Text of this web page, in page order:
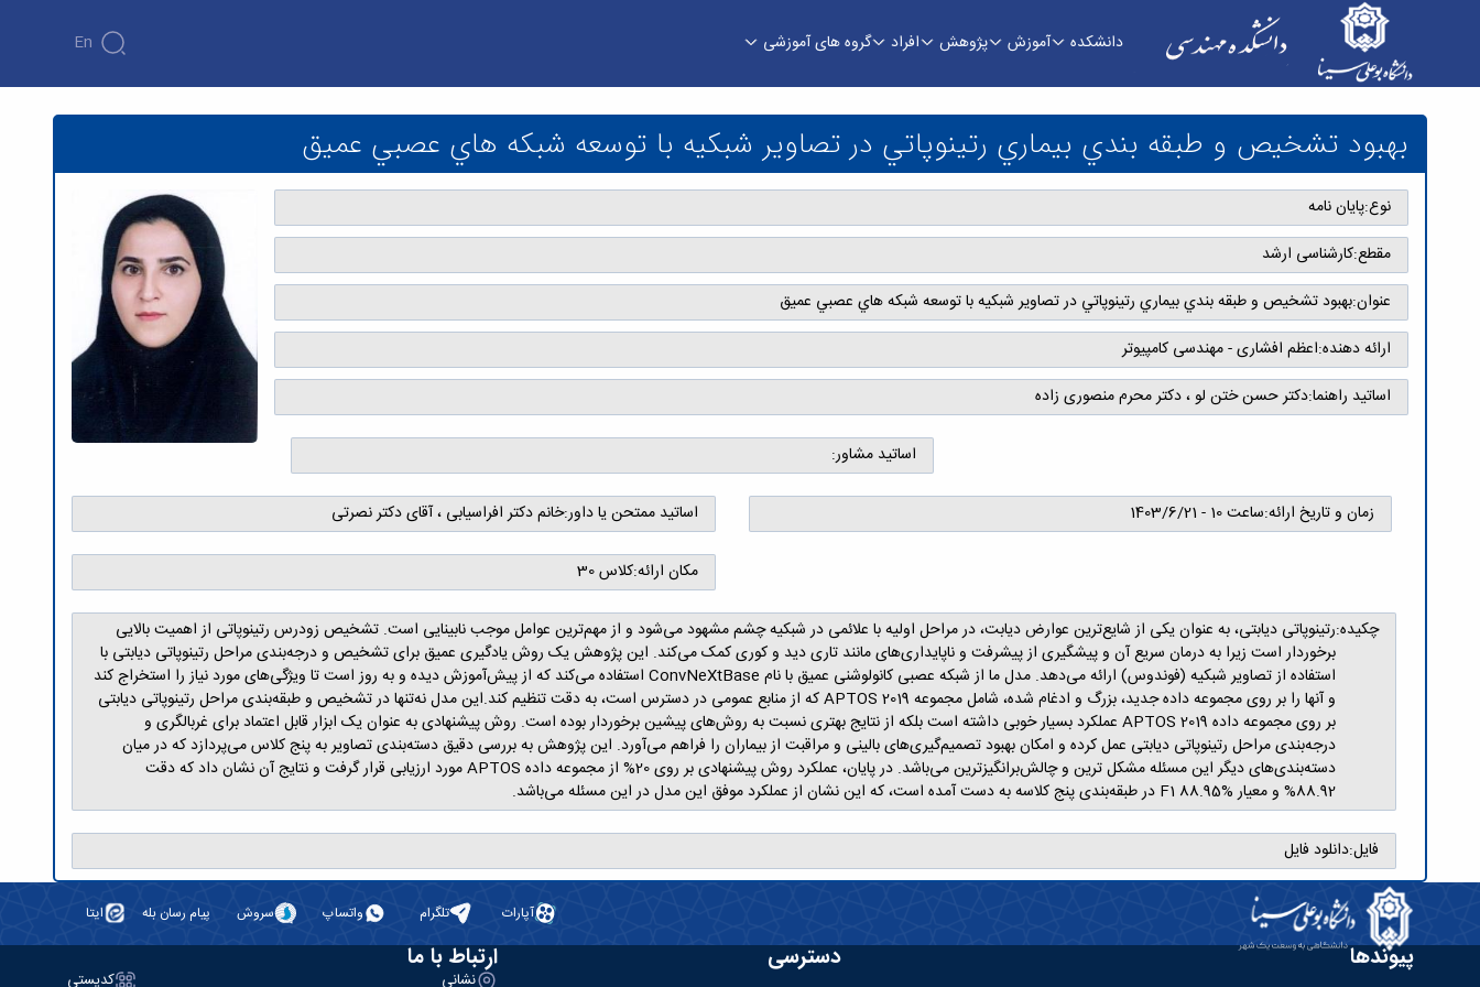
دانشکده آموزش پژوهش افراد گروه های آموزشی En
بهبود تشخيص و طبقه بندي بيماري رتينوپاتي در تصاوير شبكيه با توسعه شبكه هاي عصبي عميق
نوع:پایان نامه
مقطع:کارشناسی ارشد
عنوان:بهبود تشخيص و طبقه بندي بيماري رتينوپاتي در تصاوير شبكيه با توسعه شبكه هاي عصبي عميق
ارائه دهنده:اعظم افشاری - مهندسی کامپیوتر
اساتید راهنما:دکتر حسن ختن لو ، دکتر محرم منصوری زاده
اساتید مشاور:
اساتید ممتحن یا داور:خانم دکتر افراسیابی ، آقای دکتر نصرتی زمان و تاریخ ارائه:ساعت 10 - 1403/6/21
مکان ارائه:کلاس 30
چکیده:رتینوپاتی دیابتی، به عنوان یکی از شایع‌ترین عوارض دیابت، در مراحل اولیه با علائمی در شبکیه چشم مشهود می‌شود و از مهم‌ترین عوامل موجب نابینایی است. تشخیص زودرس رتینوپاتی از اهمیت بالایی
برخوردار است زیرا به درمان سریع آن و پیشگیری از پیشرفت و ناپایداری‌های مانند تاری دید و کوری کمک می‌کند. این پژوهش یک روش یادگیری عمیق برای تشخیص و درجه‌بندی مراحل رتینوپاتی دیابتی با
استفاده از تصاویر شبکیه (فوندوس) ارائه می‌دهد. مدل ما از شبکه عصبی کانولوشنی عمیق با نام ConvNeXtBase استفاده می‌کند که از پیش‌آموزش دیده و به روز است تا ویژگی‌های مورد نیاز را استخراج کند
و آنها را بر روی مجموعه داده جدید، بزرگ و ادغام شده، شامل مجموعه APTOS 2019 که از منابع عمومی در دسترس است، به دقت تنظیم کند.این مدل نه‌تنها در تشخیص و طبقه‌بندی مراحل رتینوپاتی دیابتی
بر روی مجموعه داده APTOS 2019 عملکرد بسیار خوبی داشته است بلکه از نتایج بهتری نسبت به روش‌های پیشین برخوردار بوده است. روش پیشنهادی به عنوان یک ابزار قابل اعتماد برای غربالگری و
درجه‌بندی مراحل رتینوپاتی دیابتی عمل کرده و امکان بهبود تصمیم‌گیری‌های بالینی و مراقبت از بیماران را فراهم می‌آورد. این پژوهش به بررسی دقیق دسته‌بندی تصاویر به پنج کلاس می‌پردازد که در میان
دسته‌بندی‌های دیگر این مسئله مشکل ترین و چالش‌برانگیزترین می‌باشد. در پایان، عملکرد روش پیشنهادی بر روی 20% از مجموعه داده APTOS مورد ارزیابی قرار گرفت و نتایج آن نشان داد که دقت
88.92% و معیار F1 88.95% در طبقه‌بندی پنج کلاسه به دست آمده است، که این نشان از عملکرد موفق این مدل در این مسئله می‌باشد.
فایل:دانلود فایل
آپارات تلگرام واتساپ سروش پیام رسان بله ایتا
پیوندها دسترسی ارتباط با ما
نشانی کدپستی